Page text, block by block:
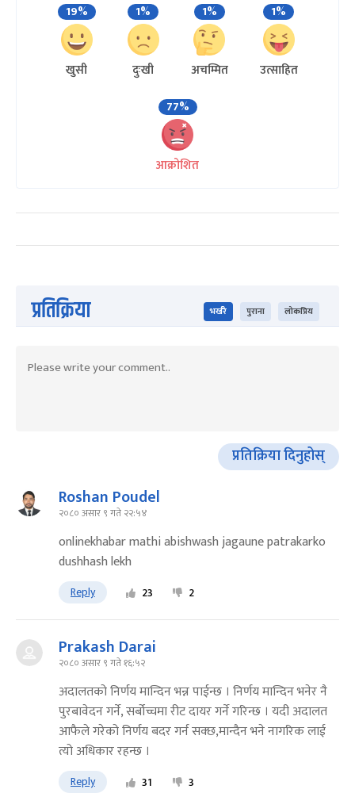
19%
खुसी
1%
दुःखी
1%
अचम्मित
1%
उत्साहित
77%
आक्रोशित
प्रतिक्रिया भर्खरै पुराना लोकप्रिय
प्रतिक्रिया दिनुहोस्
Roshan Poudel
२०८० असार ९ गते २२:५४
onlinekhabar mathi abishwash jagaune patrakarko
dushhash lekh
Reply 23 2
Prakash Darai
२०८० असार ९ गते १६:५२
अदालतको निर्णय मान्दिन भन्न पाईन्छ । निर्णय मान्दिन भनेर नै
पुरबावेदन गर्ने, सर्बोच्चमा रीट दायर गर्ने गरिन्छ । यदी अदालत
आफैले गरेको निर्णय बदर गर्न सक्छ,मान्दैन भने नागरिक लाई
त्यो अधिकार रहन्छ ।
Reply 31 3